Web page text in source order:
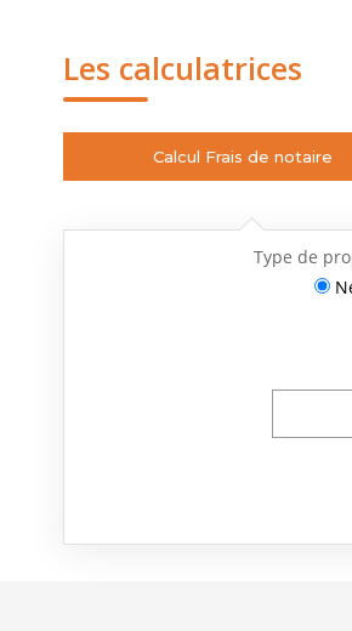
Les calculatrices
Calcul Frais de notaire